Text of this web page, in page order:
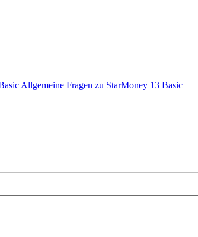
Allgemeine Fragen zu StarMoney 13 Basic